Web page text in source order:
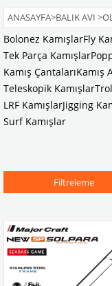
ANASAYFA>BALIK AVI >
Bolonez KamışlarFly
Tek Parça Kamışlar
Kamış ÇantalarıKamış
Teleskopik Kamışlar
LRF KamışlarJigging
Surf Kamışlar
Filtreleme